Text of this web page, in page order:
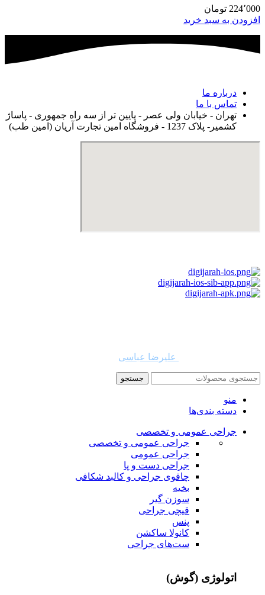
224٬000 تومان
افزودن به سبد خرید
درباره ما
تماس با ما
تهران - خیابان ولی عصر - پایین تر از سه راه جمهوری - پاساژ
کشمیر- پلاک 1237 - فروشگاه امین تجارت آریان (امین طب)
علیرضا عباسی
جستجو
منو
دسته بندی‌ها
جراحی عمومی و تخصصی
جراحی عمومی و تخصصی
جراحی عمومی
جراحی دست و پا
چاقوی جراحی و کالبد شکافی
بخیه
سوزن‌ گیر
قیچی‌ جراحی
پنس
کانولا ساکشن
ست‌های جراحی
اتولوژی (گوش)